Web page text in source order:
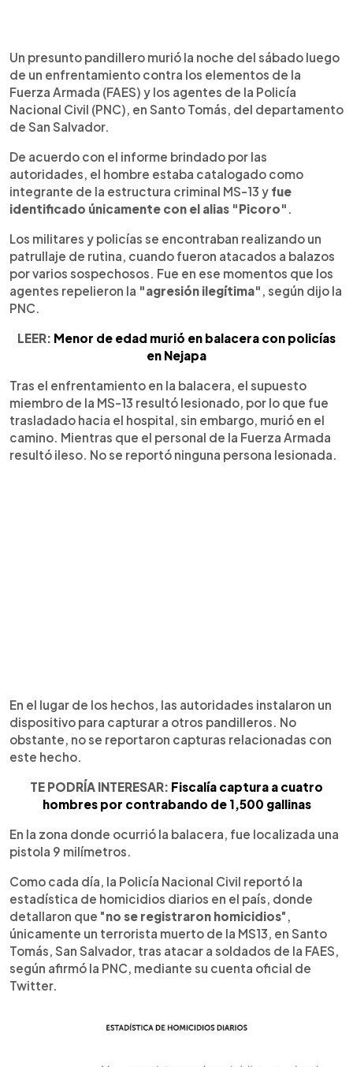
Escuchar artículo
Un presunto pandillero murió la noche del sábado luego
de un enfrentamiento contra los elementos de la
Fuerza Armada (FAES) y los agentes de la Policía
Nacional Civil (PNC), en Santo Tomás, del departamento
de San Salvador.
De acuerdo con el informe brindado por las
autoridades, el hombre estaba catalogado como
integrante de la estructura criminal MS-13 y fue
identificado únicamente con el alias "Picoro"
Los militares y policías se encontraban realizando un
patrullaje de rutina, cuando fueron atacados a balazos
por varios sospechosos. Fue en ese momentos que los
agentes repelieron la "agresión ilegítima" , según dijo la
PNC.
LEER: Menor de edad murió en balacera con policías
en Nejapa
Tras el enfrentamiento en la balacera, el supuesto
miembro de la MS-13 resultó lesionado, por lo que fue
trasladado hacia el hospital, sin embargo, murió en el
camino. Mientras que el personal de la Fuerza Armada
resultó ileso. No se reportó ninguna persona lesionada.
En el lugar de los hechos, las autoridades instalaron un
dispositivo para capturar a otros pandilleros. No
obstante, no se reportaron capturas relacionadas con
este hecho.
TE PODRÍA INTERESAR: Fiscalía captura a cuatro
hombres por contrabando de 1,500 gallinas
En la zona donde ocurrió la balacera, fue localizada una
pistola 9 milímetros.
Como cada día, la Policía Nacional Civil reportó la
estadística de homicidios diarios en el país, donde
detallaron que "no se registraron homicidios",
únicamente un terrorista muerto de la MS13, en Santo
Tomás, San Salvador, tras atacar a soldados de la FAES,
según afirmó la PNC, mediante su cuenta oficial de
Twitter.